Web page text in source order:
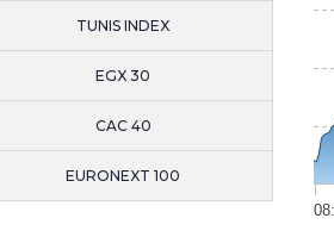
TUNIS INDEX
EGX 30
CAC 40
EURONEXT 100